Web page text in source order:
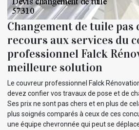
Changement de tuile pas
recours aux services du
professionnel Falck
meilleure solution
Le couvreur professionnel Falck
devez confier vos travaux de pose et de
Ses prix ne sont pas chers et en plus de
plus soignés comparés à ceux de ces
une équipe chevronnée qui peut se